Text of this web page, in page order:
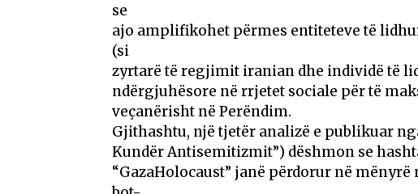
se
ajo amplifikohet përmes entiteteve të
(si
zyrtarë të regjimit iranian dhe individë të
ndërgjuhësore në rrjetet sociale për të
veçanërisht në Perëndim.
Gjithashtu, një tjetër analizë e publikuar
Kundër Antisemitizmit”) dëshmon se
“GazaHolocaust” janë përdorur në